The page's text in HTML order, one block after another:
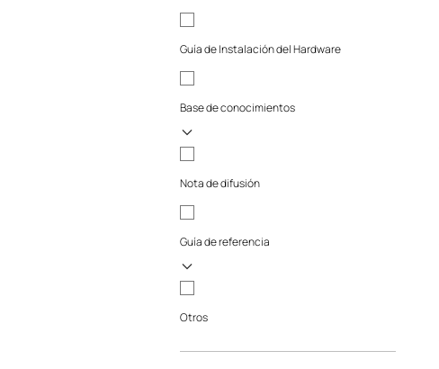
Guía de Instalación del Hardware
Base de conocimientos
Nota de difusión
Guía de referencia
Otros